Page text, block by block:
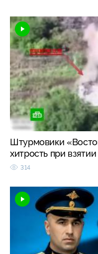
Штурмовики
хитрость при
314